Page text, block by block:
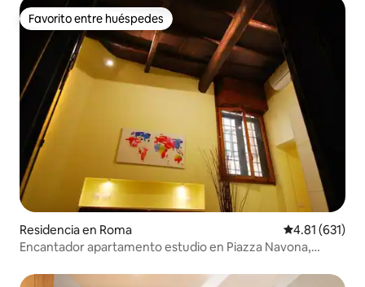
Favorito entre huéspedes
Favorito entre huéspedes
Residencia en Roma Calificación
4.81 (631)
Encantador apartamento estudio en Piazza Navona,